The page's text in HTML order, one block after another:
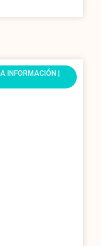
INFORMACIÓN |